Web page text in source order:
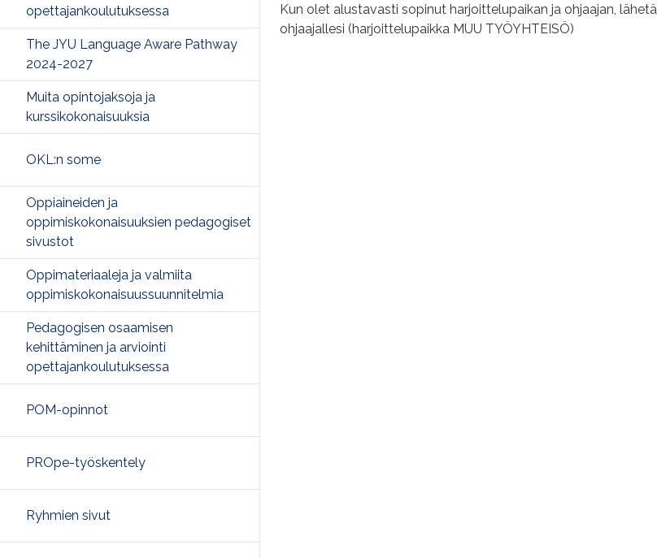
Kun olet alustavasti sopinut harjoittelupaikan ja ohjaajan, lähetä
ohjaajallesi (harjoittelupaikka MUU TYÖYHTEISÖ)
opettajankoulutuksessa
The JYU Language Aware Pathway
2024-2027
Muita opintojaksoja ja
kurssikokonaisuuksia
OKL:n some
Oppiaineiden ja
oppimiskokonaisuuksien pedagogiset
sivustot
Oppimateriaaleja ja valmiita
oppimiskokonaisuussuunnitelmia
Pedagogisen osaamisen
kehittäminen ja arviointi
opettajankoulutuksessa
POM-opinnot
PROpe-työskentely
Ryhmien sivut